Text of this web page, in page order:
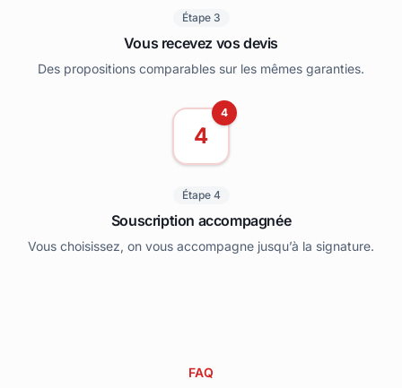
Étape 3
Vous recevez vos devis
Des propositions comparables sur les mêmes garanties.
4
4
Étape 4
Souscription accompagnée
Vous choisissez, on vous accompagne jusqu’à la signature.
FAQ